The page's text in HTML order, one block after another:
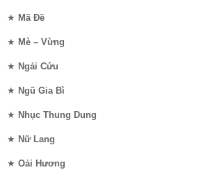
★ Mã Đề
★ Mè – Vừng
★ Ngải Cứu
★ Ngũ Gia Bì
★ Nhục Thung Dung
★ Nữ Lang
★ Oải Hương